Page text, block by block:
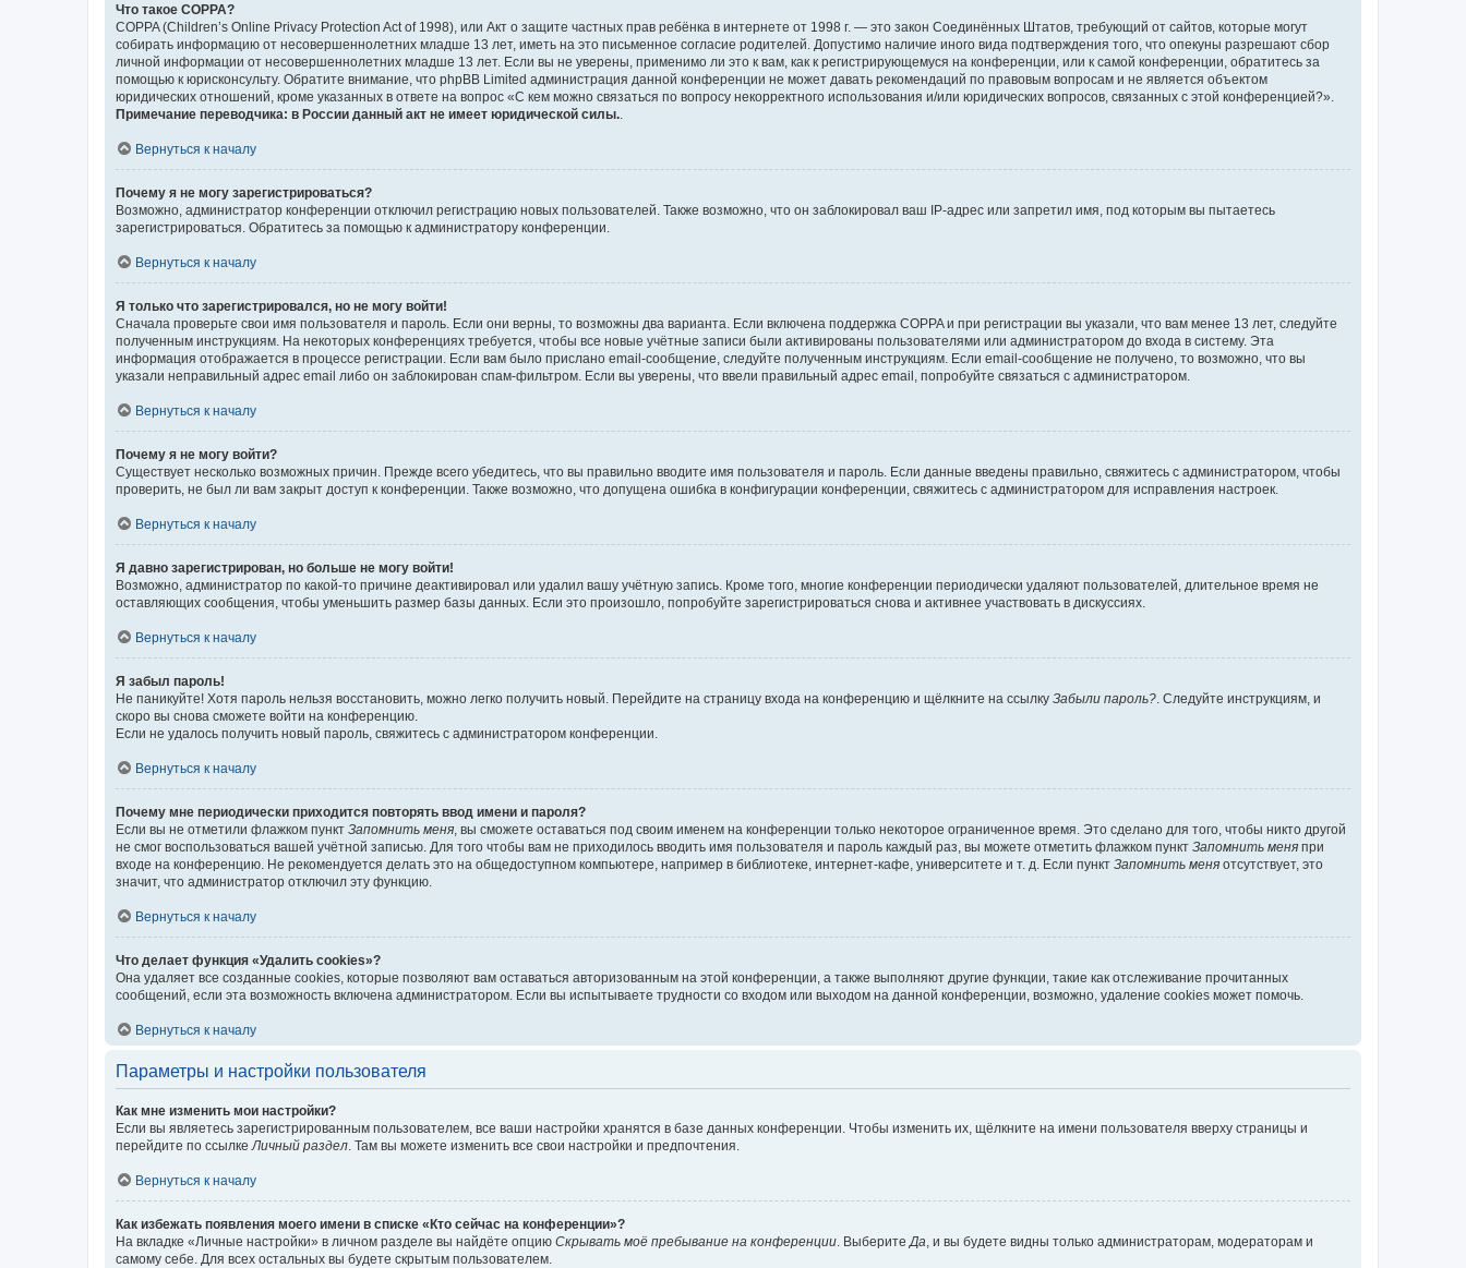
Что такое COPPA?
COPPA (Children’s Online Privacy Protection Act of 1998), или Акт о защите частных прав ребёнка в интернете от 1998 г. — это закон Соединённых Штатов, требующий от сайтов, которые могут
собирать информацию от несовершеннолетних младше 13 лет, иметь на это письменное согласие родителей. Допустимо наличие иного вида подтверждения того, что опекуны разрешают сбор
личной информации от несовершеннолетних младше 13 лет. Если вы не уверены, применимо ли это к вам, как к регистрирующемуся на конференции, или к самой конференции, обратитесь за
помощью к юрисконсульту. Обратите внимание, что phpBB Limited администрация данной конференции не может давать рекомендаций по правовым вопросам и не является объектом
юридических отношений, кроме указанных в ответе на вопрос «С кем можно связаться по вопросу некорректного использования и/или юридических вопросов, связанных с этой конференцией?».
Примечание переводчика: в России данный акт не имеет юридической силы.
Вернуться к началу
Почему я не могу зарегистрироваться?
Возможно, администратор конференции отключил регистрацию новых пользователей. Также возможно, что он заблокировал ваш IP-адрес или запретил имя, под которым вы пытаетесь
зарегистрироваться. Обратитесь за помощью к администратору конференции.
Вернуться к началу
Я только что зарегистрировался, но не могу войти!
Сначала проверьте свои имя пользователя и пароль. Если они верны, то возможны два варианта. Если включена поддержка COPPA и при регистрации вы указали, что вам менее 13 лет, следуйте
полученным инструкциям. На некоторых конференциях требуется, чтобы все новые учётные записи были активированы пользователями или администратором до входа в систему. Эта
информация отображается в процессе регистрации. Если вам было прислано email-сообщение, следуйте полученным инструкциям. Если email-сообщение не получено, то возможно, что вы
указали неправильный адрес email либо он заблокирован спам-фильтром. Если вы уверены, что ввели правильный адрес email, попробуйте связаться с администратором.
Вернуться к началу
Почему я не могу войти?
Существует несколько возможных причин. Прежде всего убедитесь, что вы правильно вводите имя пользователя и пароль. Если данные введены правильно, свяжитесь с администратором, чтобы
проверить, не был ли вам закрыт доступ к конференции. Также возможно, что допущена ошибка в конфигурации конференции, свяжитесь с администратором для исправления настроек.
Вернуться к началу
Я давно зарегистрирован, но больше не могу войти!
Возможно, администратор по какой-то причине деактивировал или удалил вашу учётную запись. Кроме того, многие конференции периодически удаляют пользователей, длительное время не
оставляющих сообщения, чтобы уменьшить размер базы данных. Если это произошло, попробуйте зарегистрироваться снова и активнее участвовать в дискуссиях.
Вернуться к началу
Я забыл пароль!
Не паникуйте! Хотя пароль нельзя восстановить, можно легко получить новый. Перейдите на страницу входа на конференцию и щёлкните на ссылку Забыли пароль? . Следуйте инструкциям, и
скоро вы снова сможете войти на конференцию.
Если не удалось получить новый пароль, свяжитесь с администратором конференции.
Вернуться к началу
Почему мне периодически приходится повторять ввод имени и пароля?
Если вы не отметили флажком пункт Запомнить меня , вы сможете оставаться под своим именем на конференции только некоторое ограниченное время. Это сделано для того, чтобы никто другой
не смог воспользоваться вашей учётной записью. Для того чтобы вам не приходилось вводить имя пользователя и пароль каждый раз, вы можете отметить флажком пункт Запомнить меня при
входе на конференцию. Не рекомендуется делать это на общедоступном компьютере, например в библиотеке, интернет-кафе, университете и т. д. Если пункт Запомнить меня отсутствует, это
значит, что администратор отключил эту функцию.
Вернуться к началу
Что делает функция «Удалить cookies»?
Она удаляет все созданные cookies, которые позволяют вам оставаться авторизованным на этой конференции, а также выполняют другие функции, такие как отслеживание прочитанных
сообщений, если эта возможность включена администратором. Если вы испытываете трудности со входом или выходом на данной конференции, возможно, удаление cookies может помочь.
Вернуться к началу
Параметры и настройки пользователя
Как мне изменить мои настройки?
Если вы являетесь зарегистрированным пользователем, все ваши настройки хранятся в базе данных конференции. Чтобы изменить их, щёлкните на имени пользователя вверху страницы и
перейдите по ссылке Личный раздел . Там вы можете изменить все свои настройки и предпочтения.
Вернуться к началу
Как избежать появления моего имени в списке «Кто сейчас на конференции»?
На вкладке «Личные настройки» в личном разделе вы найдёте опцию Скрывать моё пребывание на конференции . Выберите Да , и вы будете видны только администраторам, модераторам и
самому себе. Для всех остальных вы будете скрытым пользователем.